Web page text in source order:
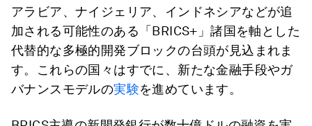
アラビア、ナイジェリア、インドネシアなどが追
加される可能性のある「BRICS+」諸国を軸とした
代替的な多極的開発ブロックの台頭が見込まれま
す。これらの国々はすでに、新たな金融手段やガ
バナンスモデルの実験を進めています。